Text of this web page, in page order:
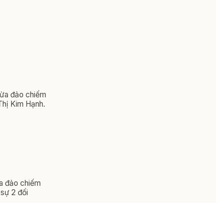
đảo chiếm
Kim Hạnh.
đảo chiếm
2 đối